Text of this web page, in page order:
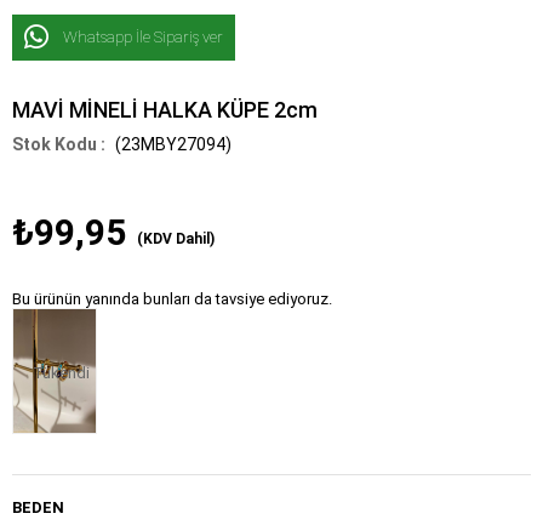
Whatsapp İle Sipariş ver
MAVİ MİNELİ HALKA KÜPE 2cm
(23MBY27094)
₺99,95 (KDV Dahil)
Bu ürünün yanında bunları da tavsiye ediyoruz.
Tükendi
BEDEN